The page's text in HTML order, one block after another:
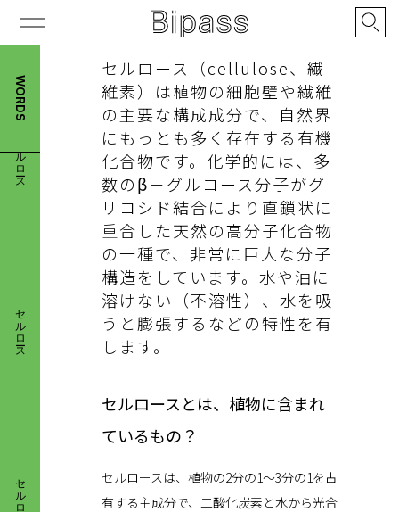
WORDS
セルロース
セルロース
セルロース
セルロース（cellulose、繊
維素）は植物の細胞壁や繊維
の主要な構成成分で、自然界
にもっとも多く存在する有機
化合物です。化学的には、多
数のβ－グルコース分子がグ
リコシド結合により直鎖状に
重合した天然の高分子化合物
の一種で、非常に巨大な分子
構造をしています。水や油に
溶けない（不溶性）、水を吸
うと膨張するなどの特性を有
します。
セルロースとは、植物に含まれ
ているもの？
セルロースは、植物の2分の1〜3分の1を占
有する主成分で、二酸化炭素と水から光合